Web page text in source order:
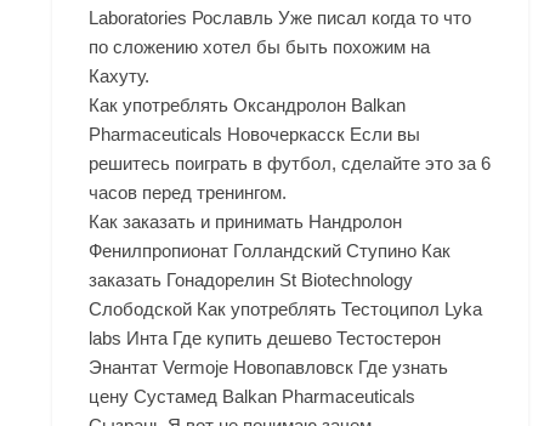
Laboratories Рославль Уже писал когда то что
по сложению хотел бы быть похожим на
Кахуту.
Как употреблять Оксандролон Balkan
Pharmaceuticals Новочеркасск Если вы
решитесь поиграть в футбол, сделайте это за 6
часов перед тренингом.
Как заказать и принимать Нандролон
Фенилпропионат Голландский Ступино Как
заказать Гонадорелин St Biotechnology
Слободской Как употреблять Тестоципол Lyka
labs Инта Где купить дешево Тестостерон
Энантат Vermoje Новопавловск Где узнать
цену Сустамед Balkan Pharmaceuticals